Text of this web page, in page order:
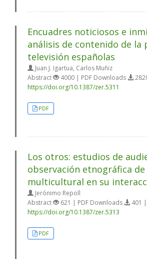
Encuadres noticiosos e
análisis de contenido de la
televisión españolas
Juan J. Igartua, Carlos Muñiz
Abstract
4000 | PDF Downloads
https://doi.org/10.1387/zer.5311
PDF
Los otros: estudios de
observación etnográfica
multicultural en su
Jerónimo Repoll
Abstract
621 | PDF Downloads 401 |
https://doi.org/10.1387/zer.5313
PDF